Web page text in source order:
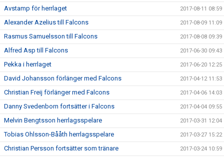
Avstamp för herrlaget 2017-08-11 08:59
Alexander Azelius till Falcons 2017-08-09 11:09
Rasmus Samuelsson till Falcons 2017-08-08 09:39
Alfred Asp till Falcons 2017-06-30 09:43
Pekka i herrlaget 2017-06-20 12:25
David Johansson förlänger med Falcons 2017-04-12 11:53
Christian Freij förlänger med Falcons 2017-04-06 14:03
Danny Svedenborn fortsätter i Falcons 2017-04-04 09:55
Melvin Bengtsson herrlagsspelare 2017-03-31 12:04
Tobias Ohlsson-Bååth herrlagsspelare 2017-03-27 15:22
Christian Persson fortsätter som tränare 2017-03-24 10:59